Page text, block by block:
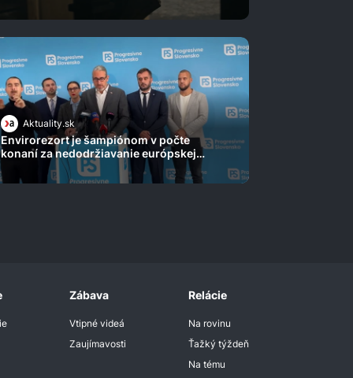
Aktuality.sk
Envirorezort je šampiónom v počte
konaní za nedodržiavanie európskej
legislatívy. Koledujeme si o ďalšie, varuje
Michal Wiezik
Zábava
Vtipné videá
Zaujímavosti
Relácie
Na rovinu
Ťažký týždeň
Na tému